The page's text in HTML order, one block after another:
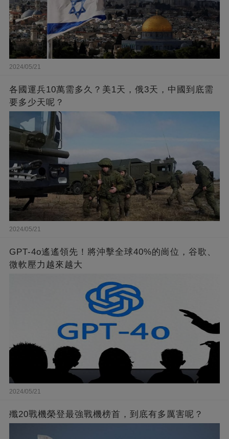
2024/05/21
各國運兵10萬需多久？美1天，俄3天，中國到底需
要多少天呢？
2024/05/21
GPT-4o遙遙領先！將沖擊全球40%的崗位，谷歌、
微軟壓力越來越大
2024/05/21
殲20戰機榮登最強戰機榜首，到底有多厲害呢？